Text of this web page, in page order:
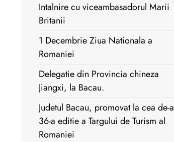
Intalnire cu viceambasadorul Marii
Britanii
1 Decembrie Ziua Nationala a
Romaniei
Delegatie din Provincia chineza
Jiangxi, la Bacau.
Judetul Bacau, promovat la cea de-a
36-a editie a Targului de Turism al
Romaniei